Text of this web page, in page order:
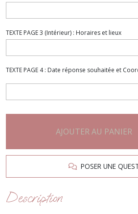
TEXTE PAGE 3 (Intérieur) : Horaires et lieux
TEXTE PAGE 4 : Date réponse souhaitée et
AJOUTER AU PANIER
POSER UNE
Description